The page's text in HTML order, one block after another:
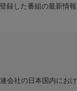
登録した番組の最新情
会社の日本国内にお